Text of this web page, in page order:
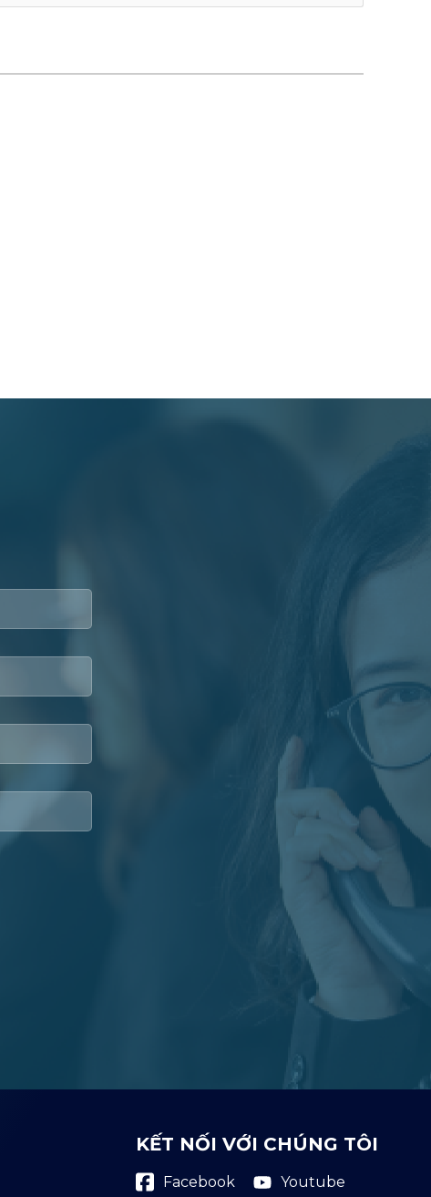
KẾT NỐI VỚI CHÚNG TÔI
Facebook Youtube